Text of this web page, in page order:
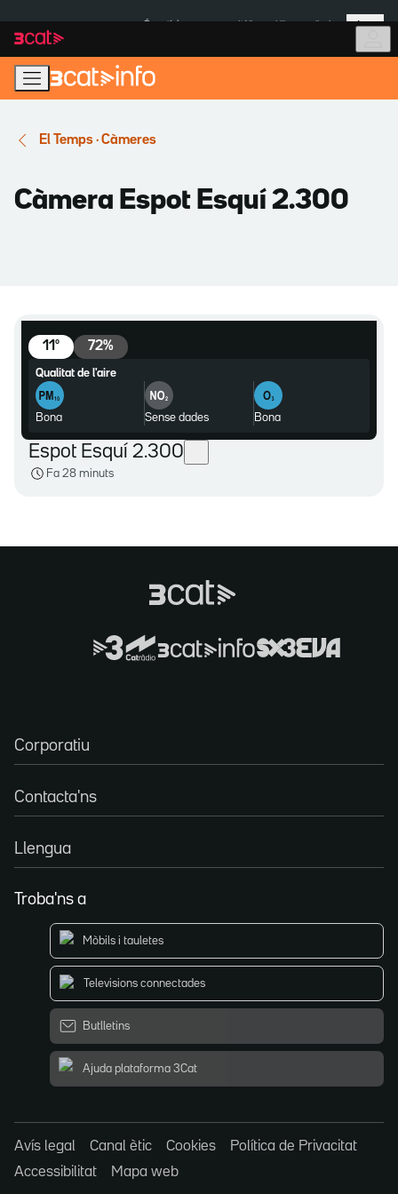
navegació
principal
contingut
Més
El Temps · Càmeres
Càmera Espot Esquí 2.300
11 º 72%
Qualitat de l'aire
bona sense dades bona
Espot Esquí 2.300
Fa 28 minuts
Corporatiu
Contacta'ns
Llengua
Troba'ns a
Mòbils i tauletes
Televisions connectades
Butlletins
Ajuda plataforma 3Cat
Avís legal Canal ètic Cookies
Política de Privacitat
Accessibilitat
Mapa web